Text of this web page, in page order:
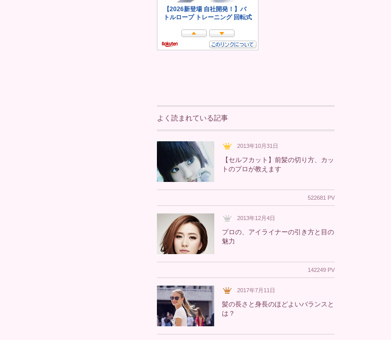
よく読まれている記事
2013年10月31日
【セルフカット】前髪の切り方、カッ
トのプロが教えます
522681 PV
2013年12月4日
プロの、アイライナーの引き方と目の
魅力
142249 PV
2017年7月11日
髪の長さと身長のほどよいバランスと
は？